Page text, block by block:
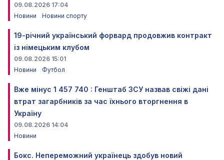
09.08.2026 17:04
Новини
Новини спорту
19-річний український форвард продовжив контракт
із німецьким клубом
09.08.2026 15:01
Новини
Футбол
Вже мінус 1 457 740 : Генштаб ЗСУ назвав свіжі дані
втрат загарбників за час їхнього вторгнення в
Україну
09.08.2026 14:04
Новини
Бокс. Непереможний українець здобув новий